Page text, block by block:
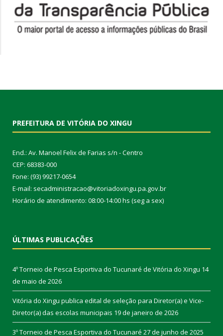
PREFEITURA DE VITÓRIA DO XINGU
End.: Av. Manoel Felix de Farias s/n - Centro
CEP: 68383-000
Fone: (93) 99217-0654
E-mail: secadministracao@vitoriadoxingu.pa.gov.br
Horário de atendimento: 08:00-14:00 hs (seg a sex)
ÚLTIMAS PUBLICAÇÕES
4º Torneio de Pesca Esportiva do Tucunaré de Vitória do Xingu 14
de maio de 2026
Vitória do Xingu publica edital de seleção para Diretor(a) e Vice-
Diretor(a) das escolas municipais 19 de janeiro de 2026
3º Torneio de Pesca Esportiva do Tucunaré 27 de junho de 2025